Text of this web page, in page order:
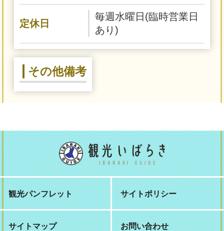
定休日
毎週水曜日(臨時営業日
あり)
その他備考
観光パンフレット サイトポリシー
サイトマップ お問い合わせ